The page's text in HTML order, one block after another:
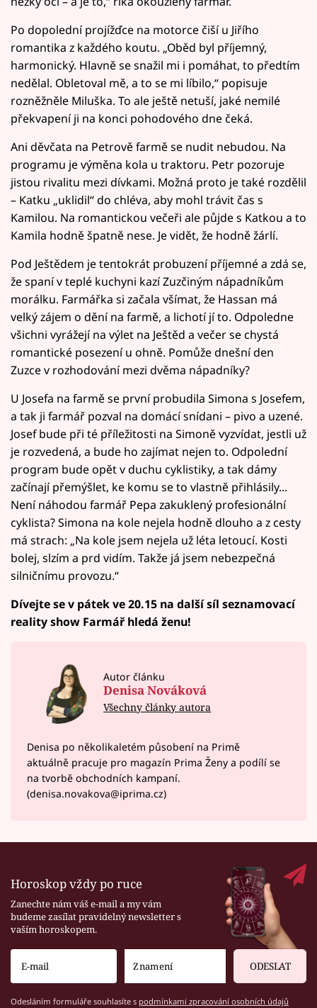
Po dopolední projížďce na motorce čiší u Jiřího
romantika z každého koutu. „Oběd byl příjemný,
harmonický. Hlavně se snažil mi i pomáhat, to předtím
nedělal. Obletoval mě, a to se mi líbilo,“ popisuje
rozněžněle Miluška. To ale ještě netuší, jaké nemilé
překvapení ji na konci pohodového dne čeká.
Ani děvčata na Petrově farmě se nudit nebudou. Na
programu je výměna kola u traktoru. Petr pozoruje
jistou rivalitu mezi dívkami. Možná proto je také rozdělil
– Katku „uklidil“ do chléva, aby mohl trávit čas s
Kamilou. Na romantickou večeři ale půjde s Katkou a to
Kamila hodně špatně nese. Je vidět, že hodně žárlí.
Pod Ještědem je tentokrát probuzení příjemné a zdá se,
že spaní v teplé kuchyni kazí Zuzčiným nápadníkům
morálku. Farmářka si začala všímat, že Hassan má
velký zájem o dění na farmě, a lichotí jí to. Odpoledne
všichni vyrážejí na výlet na Ještěd a večer se chystá
romantické posezení u ohně. Pomůže dnešní den
Zuzce v rozhodování mezi dvěma nápadníky?
U Josefa na farmě se první probudila Simona s Josefem,
a tak ji farmář pozval na domácí snídani – pivo a uzené.
Josef bude při té příležitosti na Simoně vyzvídat, jestli už
je rozvedená, a bude ho zajímat nejen to. Odpolední
program bude opět v duchu cyklistiky, a tak dámy
začínají přemýšlet, ke komu se to vlastně přihlásily...
Není náhodou farmář Pepa zakuklený profesionální
cyklista? Simona na kole nejela hodně dlouho a z cesty
má strach: „Na kole jsem nejela už léta letoucí. Kosti
bolej, slzím a prd vidím. Takže já jsem nebezpečná
silničnímu provozu.“
Dívejte se v pátek ve 20.15 na další síl seznamovací
reality show Farmář hledá ženu!
Autor článku
Denisa Nováková
Všechny články autora
Denisa po několikaletém působení na Primě
aktuálně pracuje pro magazín Prima Ženy a podílí se
na tvorbě obchodních kampaní.
(denisa.novakova@iprima.cz)
Horoskop vždy po ruce
Zanechte nám váš e-mail a my vám
budeme zasílat pravidelný newsletter s
vaším horoskopem.
ODESLAT
Odesláním formuláře souhlasíte s podmínkami zpracování osobních údajů